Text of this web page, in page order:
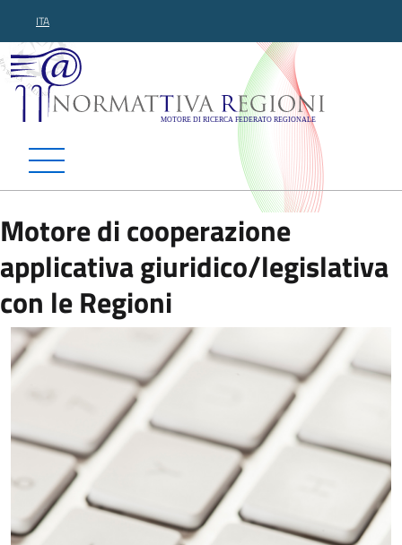
ITA
Normattiva Regioni -
Motore di cooperazione
applicativa giuridico/legislativa
con le Regioni